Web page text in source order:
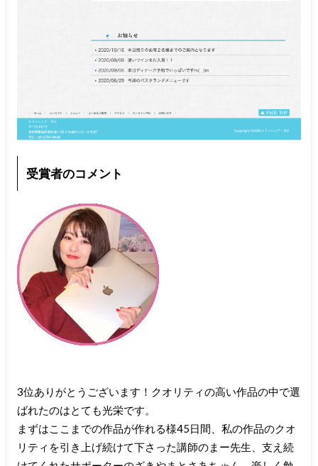
受賞者のコメント
3位ありがとうございます！クオリティの高い作品の中で選
ばれたのはとても光栄です。
まずはここまでの作品が作れる様45日間、私の作品のクオ
リティを引き上げ続けて下さった講師のまー先生、支え続